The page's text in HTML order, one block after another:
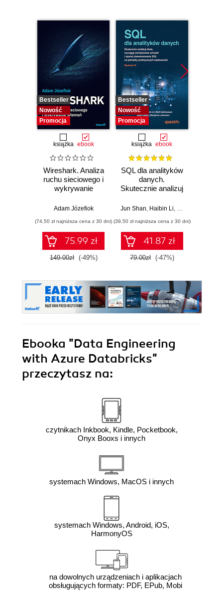
Bestseller
Nowość
Promocja
książka ebook
Wireshark. Analiza
ruchu sieciowego i
wykrywanie
Adam Józefiok
(74,50 zł najniższa cena z 30 dni)
75.99 zł
149.00zł (-49%)
Bestseller
Nowość
Promocja
książka ebook
SQL dla analityków
danych.
Skutecznie analizuj
wartościowe
zaawansowany
SQL na potrzeby
praktycznych
zastosowań.
Wydanie IV
Jun Shan, Haibin Li, Matt Goldwasser
(39,50 zł najniższa cena z 30 dni)
41.87 zł
79.00zł (-47%)
Ebooka "Data Engineering
with Azure Databricks"
przeczytasz na:
czytnikach Inkbook, Kindle, Pocketbook,
Onyx Booxs i innych
systemach Windows, MacOS i innych
systemach Windows, Android, iOS,
HarmonyOS
na dowolnych urządzeniach i aplikacjach
obsługujących formaty: PDF, EPub, Mobi